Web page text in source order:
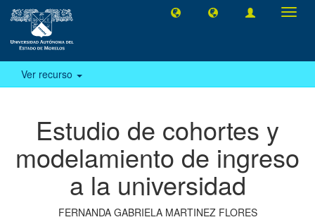
Ver recurso
Estudio de cohortes y
modelamiento de ingreso
a la universidad
FERNANDA GABRIELA MARTINEZ FLORES